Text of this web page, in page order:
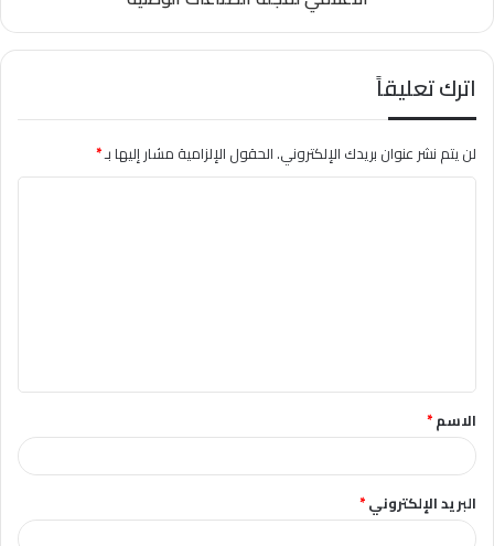
اترك تعليقاً
لن يتم نشر عنوان بريدك الإلكتروني.الحقول الإلزامية مشار إليها بـ*
ق
*الاسم*
البريد الإلكتروني*